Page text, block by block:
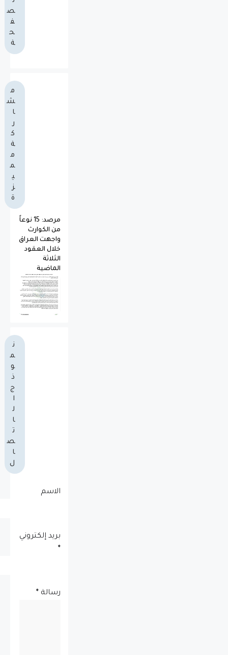
ص
ف
ح
ة
م
ش
ا
ر
ك
ة
م
م
ي
ز
ة
مرصد: 15 نوعاً
من الكوارث
واجهت العراق
خلال العقود
الثلاثة
الماضية
ن
م
و
ذ
ج
ا
ل
ا
ت
ص
ا
ل
الاسم
بريد إلكتروني
*
رسالة *